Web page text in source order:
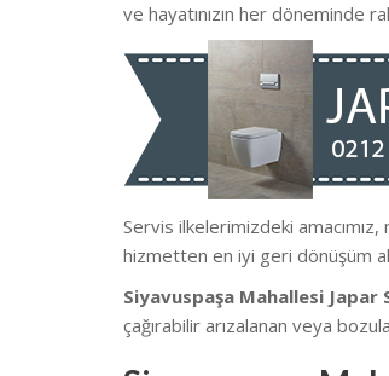
ve hayatınızın her döneminde
Servis ilkelerimizdeki
hizmetten en iyi geri dönüşüm
Siyavuspaşa Mahallesi Japar
çağırabilir arızalanan veya